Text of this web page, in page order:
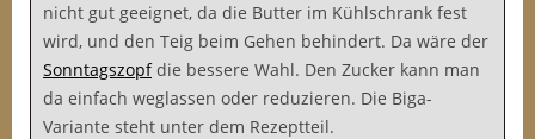
nicht gut geeignet, da die Butter im Kühlschrank fest
wird, und den Teig beim Gehen behindert. Da wäre der
Sonntagszopfdie bessere Wahl. Den Zucker kann man
da einfach weglassen oder reduzieren. Die Biga-
Variante steht unter dem Rezeptteil.